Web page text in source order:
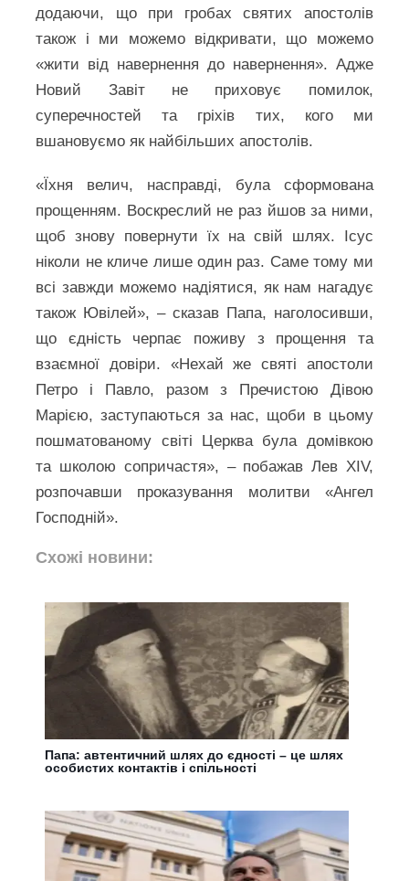
додаючи, що при гробах святих апостолів
також і ми можемо відкривати, що можемо
«жити від навернення до навернення». Адже
Новий Завіт не приховує помилок,
суперечностей та гріхів тих, кого ми
вшановуємо як найбільших апостолів.
«Їхня велич, насправді, була сформована
прощенням. Воскреслий не раз йшов за ними,
щоб знову повернути їх на свій шлях. Ісус
ніколи не кличе лише один раз. Саме тому ми
всі завжди можемо надіятися, як нам нагадує
також Ювілей», – сказав Папа, наголосивши,
що єдність черпає поживу з прощення та
взаємної довіри. «Нехай же святі апостоли
Петро і Павло, разом з Пречистою Дівою
Марією, заступаються за нас, щоби в цьому
пошматованому світі Церква була домівкою
та школою сопричастя», – побажав Лев XIV,
розпочавши проказування молитви «Ангел
Господній».
Схожі новини:
Папа: автентичний шлях до єдності – це шлях
особистих контактів і спільності